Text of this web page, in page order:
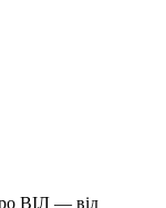
ВІЛ — від